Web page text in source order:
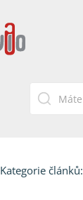
Kategorie článků: